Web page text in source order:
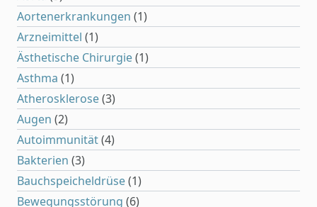
Aortenerkrankungen (1)
Arzneimittel (1)
Ästhetische Chirurgie(1)
Asthma (1)
Atherosklerose(3)
Augen (2)
Autoimmunität(4)
Bakterien (3)
Bauchspeicheldrüse(1)
Bewegungsstörung (6)